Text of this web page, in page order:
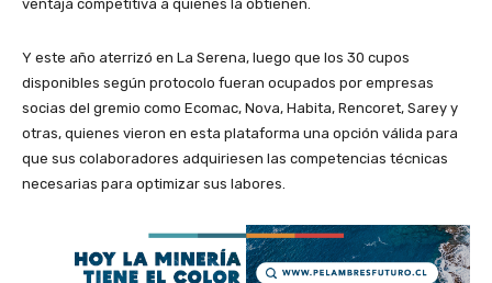
ventaja competitiva a quienes la obtienen.
Y este año aterrizó en La Serena, luego que los 30 cupos
disponibles según protocolo fueran ocupados por empresas
socias del gremio como Ecomac, Nova, Habita, Rencoret, Sarey y
otras, quienes vieron en esta plataforma una opción válida para
que sus colaboradores adquiriesen las competencias técnicas
necesarias para optimizar sus labores.